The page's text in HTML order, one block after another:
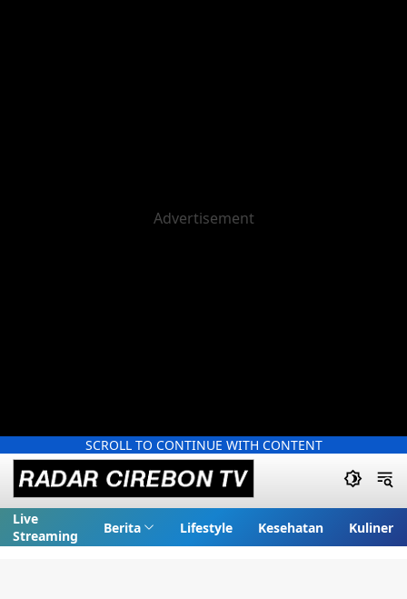
SCROLL TO CONTINUE WITH CONTENT
Live
Streaming
Berita Lifestyle Kesehatan Kuliner